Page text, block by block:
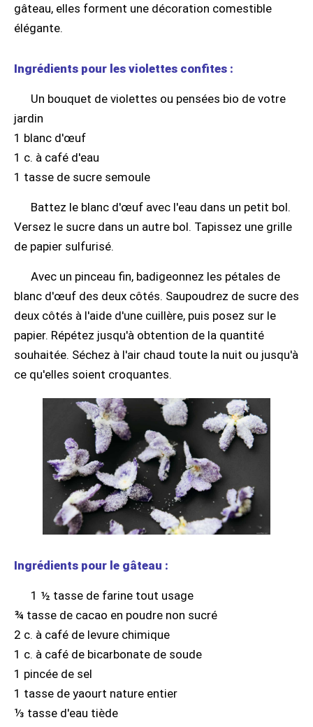
gâteau, elles forment une décoration comestible
élégante.
Ingrédients pour les violettes confites :
Un bouquet de violettes ou pensées bio de votre
jardin
1 blanc d'œuf
1 c. à café d'eau
1 tasse de sucre semoule
Battez le blanc d'œuf avec l'eau dans un petit bol.
Versez le sucre dans un autre bol. Tapissez une grille
de papier sulfurisé.
Avec un pinceau fin, badigeonnez les pétales de
blanc d'œuf des deux côtés. Saupoudrez de sucre des
deux côtés à l'aide d'une cuillère, puis posez sur le
papier. Répétez jusqu'à obtention de la quantité
souhaitée. Séchez à l'air chaud toute la nuit ou jusqu'à
ce qu'elles soient croquantes.
Ingrédients pour le gâteau :
1 ½ tasse de farine tout usage
¾ tasse de cacao en poudre non sucré
2 c. à café de levure chimique
1 c. à café de bicarbonate de soude
1 pincée de sel
1 tasse de yaourt nature entier
⅓ tasse d'eau tiède